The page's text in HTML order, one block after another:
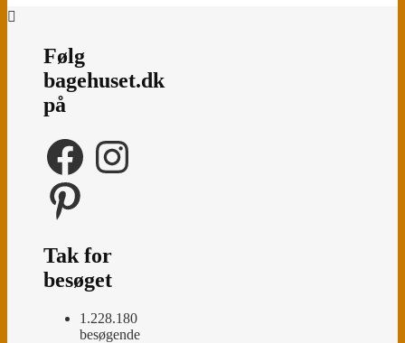
Følg
bagehuset.dk
på
FacebookInstagram
Pinterest
Tak for
besøget
1.228.180
besøgende